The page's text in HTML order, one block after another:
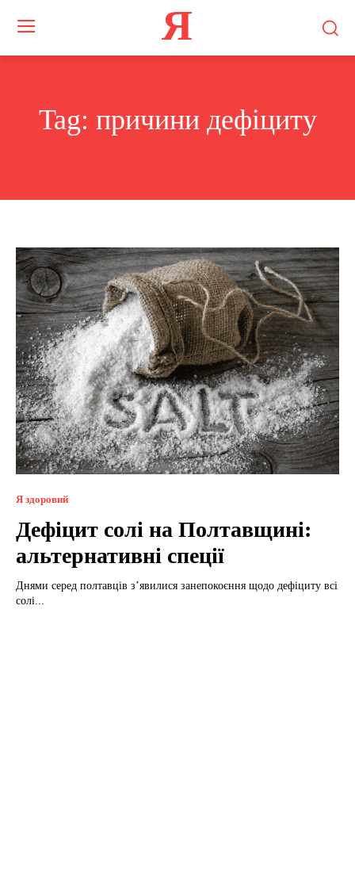
Я
Tag: причини дефіциту
Я здоровий
Дефіцит солі на Полтавщині:
альтернативні спеції
Днями серед полтавців з’явилися занепокоєння щодо дефіциту всі
солі...